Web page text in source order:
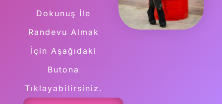
Dokunuş İle
Randevu Almak
İçin Aşağıdaki
Butona
Tıklayabilirsiniz.